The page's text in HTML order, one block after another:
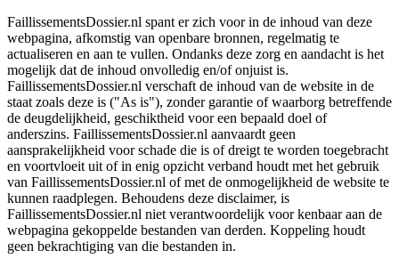
FaillissementsDossier.nl spant er zich voor in de inhoud van deze
webpagina, afkomstig van openbare bronnen, regelmatig te
actualiseren en aan te vullen. Ondanks deze zorg en aandacht is het
mogelijk dat de inhoud onvolledig en/of onjuist is.
FaillissementsDossier.nl verschaft de inhoud van de website in de
staat zoals deze is ("As is"), zonder garantie of waarborg betreffende
de deugdelijkheid, geschiktheid voor een bepaald doel of
anderszins. FaillissementsDossier.nl aanvaardt geen
aansprakelijkheid voor schade die is of dreigt te worden toegebracht
en voortvloeit uit of in enig opzicht verband houdt met het gebruik
van FaillissementsDossier.nl of met de onmogelijkheid de website te
kunnen raadplegen. Behoudens deze disclaimer, is
FaillissementsDossier.nl niet verantwoordelijk voor kenbaar aan de
webpagina gekoppelde bestanden van derden. Koppeling houdt
geen bekrachtiging van die bestanden in.